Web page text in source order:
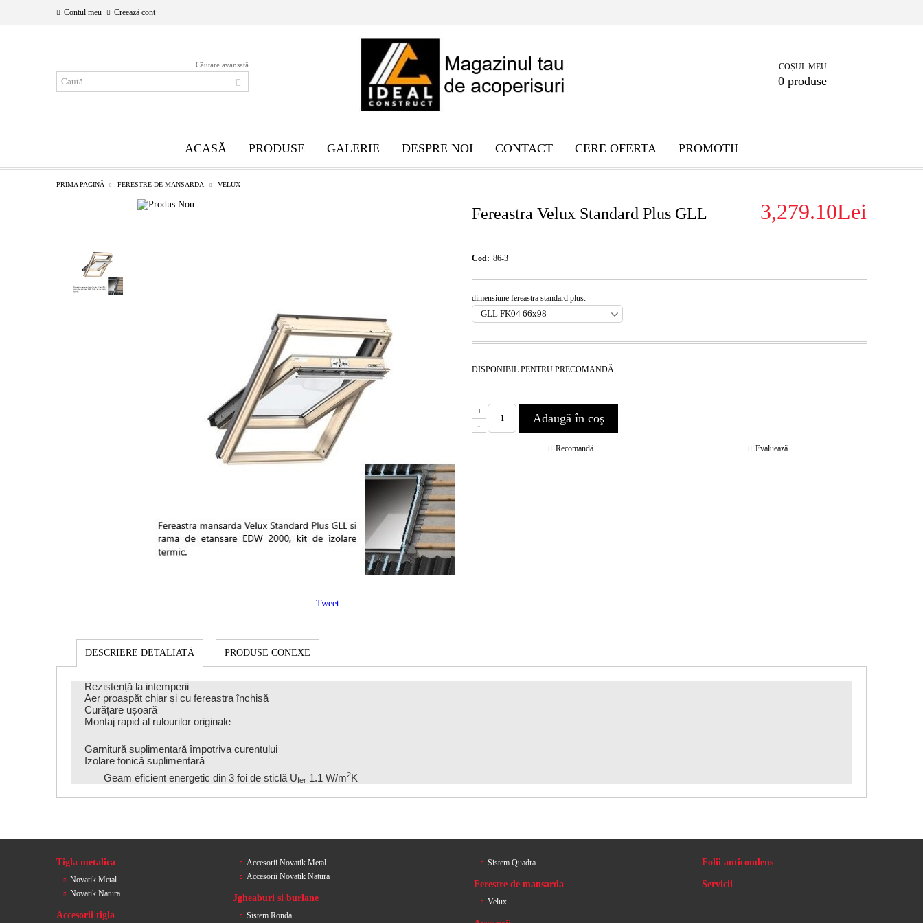
Contul meu Creează cont
Căutare avansată COȘUL MEU
0 produse
ACASĂ PRODUSE GALERIE DESPRE NOI CONTACT CERE OFERTA PROMOTII
PRIMA PAGINĂ FERESTRE DE MANSARDA VELUX
Fereastra Velux Standard Plus GLL 3,279.10Lei
Cod: 86-3
dimensiune fereastra standard plus:
DISPONIBIL PENTRU PRECOMANDĂ
+
-
Recomandă Evaluează
Tweet
DESCRIERE DETALIATĂ PRODUSE CONEXE
Rezistență la intemperii
Aer proaspăt chiar și cu fereastra închisă
Curățare ușoară
Montaj rapid al rulourilor originale
Garnitură suplimentară împotriva curentului
Izolare fonică suplimentară
Geam eficient energetic din 3 foi de sticlă Ufer 1.1 W/m2K
Tigla metalica
Novatik Metal
Novatik Natura
Accesorii tigla
Accesorii Novatik Metal
Accesorii Novatik Natura
Jgheaburi si burlane
Sistem Ronda
Sistem Quadra
Ferestre de mansarda
Velux
Folii anticondens
Servicii